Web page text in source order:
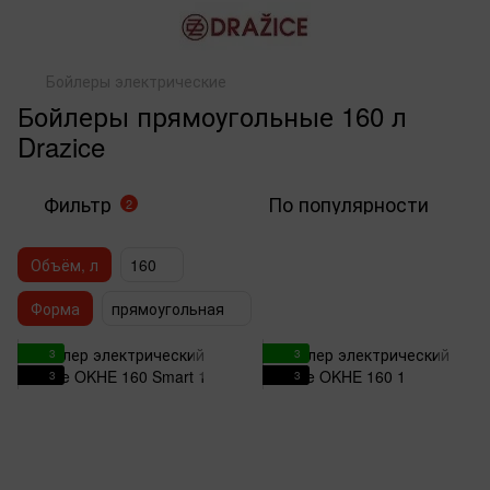
Бойлеры электрические
Бойлеры прямоугольные 160 л
Drazice
Фильтр 2 По популярности
Объём, л
160
Форма
прямоугольная
3
3
3
3